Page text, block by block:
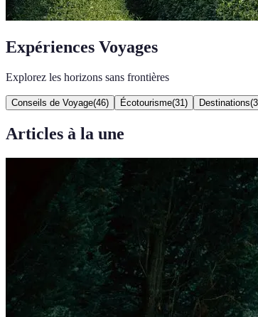
Expériences Voyages
Explorez les horizons sans frontières
Conseils de Voyage(46) Écotourisme(31 ) Destinations(
Articles à la une